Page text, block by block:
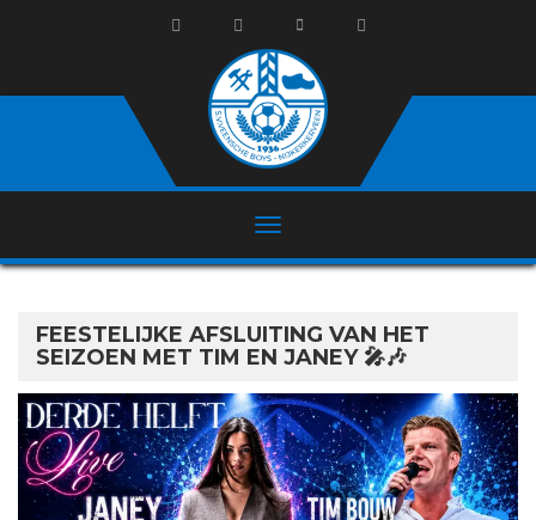
FEESTELIJKE AFSLUITING VAN HET
SEIZOEN MET TIM EN JANEY 🎤🎶